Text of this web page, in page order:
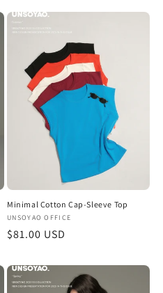
価
格
Minimal Cotton Cap-Sleeve Top
販
売
UNSOYAO OFFICE
通
価
格
$81.00 USD